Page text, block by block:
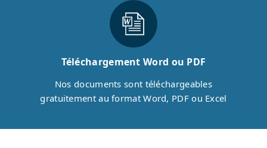
Téléchargement Word ou PDF
Nos documents sont téléchargeables
gratuitement au format Word, PDF ou Excel